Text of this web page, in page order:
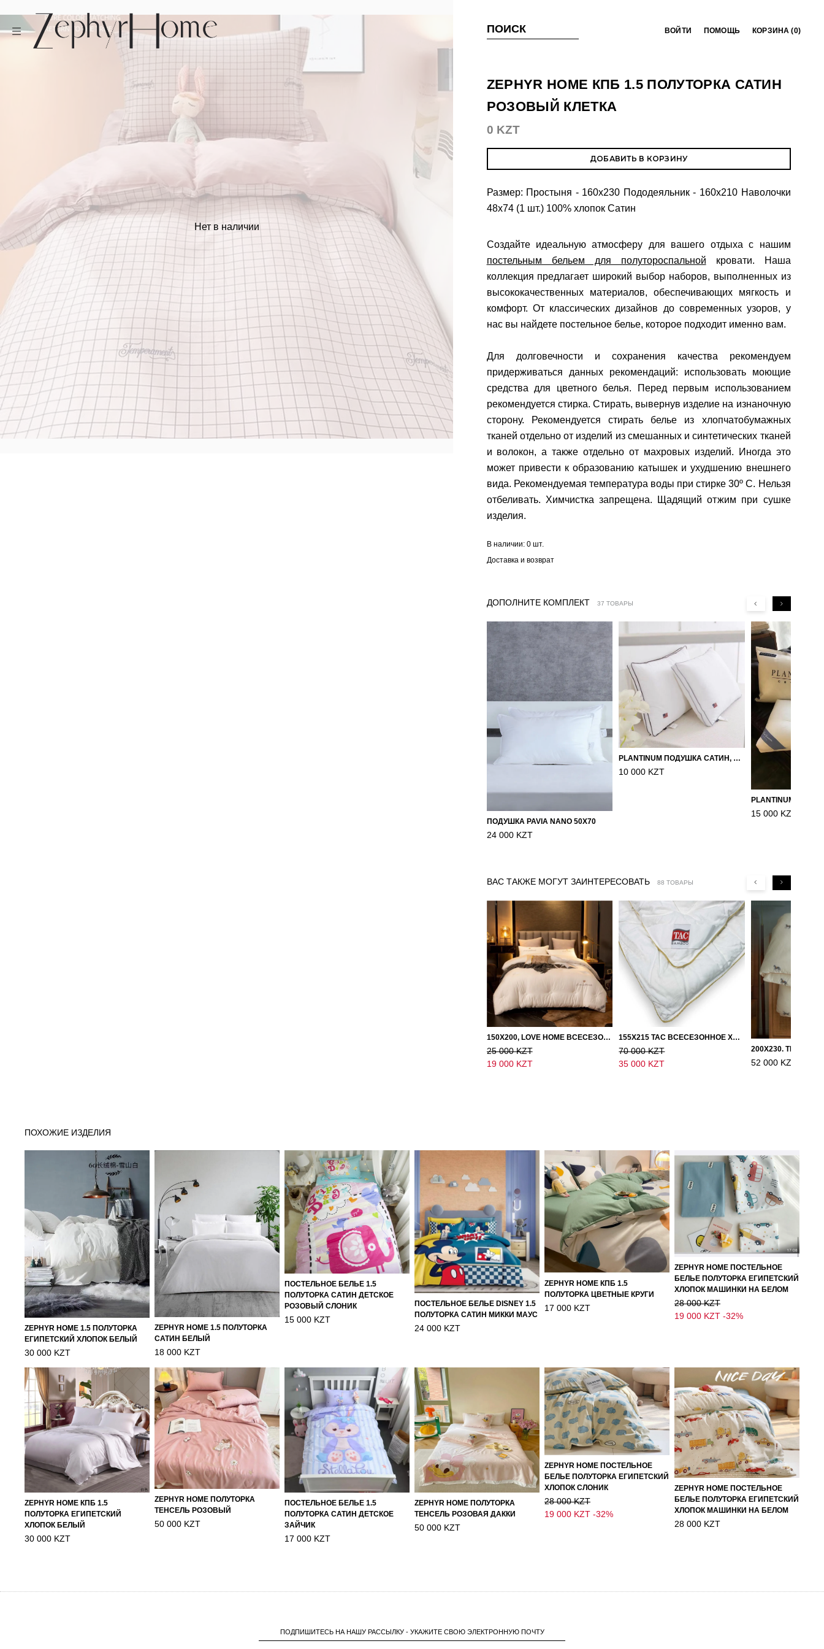
ПОИСК ВОЙТИ ПОМОЩЬ КОРЗИНА (0)
Нет в наличии
ZEPHYR HOME КПБ 1.5 ПОЛУТОРКА САТИН
РОЗОВЫЙ КЛЕТКА
0 KZT
ДОБАВИТЬ В КОРЗИНУ
Размер: Простыня - 160x230 Пододеяльник - 160х210 Наволочки
48х74 (1 шт.) 100% хлопок Сатин
Создайте идеальную атмосферу для вашего отдыха с нашим
постельным бельем для полутороспальной кровати. Наша
коллекция предлагает широкий выбор наборов, выполненных из
высококачественных материалов, обеспечивающих мягкость и
комфорт. От классических дизайнов до современных узоров, у
нас вы найдете постельное белье, которое подходит именно вам.
Для долговечности и сохранения качества рекомендуем
придерживаться данных рекомендаций: использовать моющие
средства для цветного белья. Перед первым использованием
рекомендуется стирка. Стирать, вывернув изделие на изнаночную
сторону. Рекомендуется стирать белье из хлопчатобумажных
тканей отдельно от изделий из смешанных и синтетических тканей
и волокон, а также отдельно от махровых изделий. Иногда это
может привести к образованию катышек и ухудшению внешнего
вида. Рекомендуемая температура воды при стирке 30º C. Нельзя
отбеливать. Химчистка запрещена. Щадящий отжим при сушке
изделия.
В наличии: 0 шт.
Доставка и возврат
ДОПОЛНИТЕ КОМПЛЕКТ 37 ТОВАРЫ
ПОДУШКА PAVIA NANO 50X70
24 000 KZT
PLANTINUM ПОДУШКА САТИН, ШЕЛК 50Х70
10 000 KZT
15 000 KZT
ВАС ТАКЖЕ МОГУТ ЗАИНТЕРЕСОВАТЬ 88 ТОВАРЫ
150Х200, LOVE HOME ВСЕСЕЗОННОЕ ОДЕЯЛО ИЗ ХЛОПКА С НАПОЛНИТЕЛЕМ МИКРОГЕЛЬ
25 000 KZT
19 000 KZT
155Х215 TAC ВСЕСЕЗОННОЕ ХЛОПКОВОЕ ОДЕЯЛО ИЗ БАМБУКОВОГО ВОЛОКНА
70 000 KZT
35 000 KZT
52 000 KZT
ПОХОЖИЕ ИЗДЕЛИЯ
ZEPHYR HOME 1.5 ПОЛУТОРКА
ЕГИПЕТСКИЙ ХЛОПОК БЕЛЫЙ
30 000 KZT
ZEPHYR HOME 1.5 ПОЛУТОРКА
САТИН БЕЛЫЙ
18 000 KZT
ПОСТЕЛЬНОЕ БЕЛЬЕ 1.5
ПОЛУТОРКА САТИН ДЕТСКОЕ
РОЗОВЫЙ СЛОНИК
15 000 KZT
ПОСТЕЛЬНОЕ БЕЛЬЕ DISNEY 1.5
ПОЛУТОРКА САТИН МИККИ МАУС
24 000 KZT
ZEPHYR HOME КПБ 1.5
ПОЛУТОРКА ЦВЕТНЫЕ КРУГИ
17 000 KZT
ZEPHYR HOME ПОСТЕЛЬНОЕ
БЕЛЬЕ ПОЛУТОРКА ЕГИПЕТСКИЙ
ХЛОПОК МАШИНКИ НА БЕЛОМ
28 000 KZT
19 000 KZT -32%
ZEPHYR HOME КПБ 1.5
ПОЛУТОРКА ЕГИПЕТСКИЙ
ХЛОПОК БЕЛЫЙ
30 000 KZT
ZEPHYR HOME ПОЛУТОРКА
ТЕНСЕЛЬ РОЗОВЫЙ
50 000 KZT
ПОСТЕЛЬНОЕ БЕЛЬЕ 1.5
ПОЛУТОРКА САТИН ДЕТСКОЕ
ЗАЙЧИК
17 000 KZT
ZEPHYR HOME ПОЛУТОРКА
ТЕНСЕЛЬ РОЗОВАЯ ДАККИ
50 000 KZT
ZEPHYR HOME ПОСТЕЛЬНОЕ
БЕЛЬЕ ПОЛУТОРКА ЕГИПЕТСКИЙ
ХЛОПОК СЛОНИК
28 000 KZT
19 000 KZT -32%
ZEPHYR HOME ПОСТЕЛЬНОЕ
БЕЛЬЕ ПОЛУТОРКА ЕГИПЕТСКИЙ
ХЛОПОК МАШИНКИ НА БЕЛОМ
28 000 KZT
ПОДПИШИТЕСЬ НА НАШУ РАССЫЛКУ - УКАЖИТЕ СВОЮ ЭЛЕКТРОННУЮ ПОЧТУ